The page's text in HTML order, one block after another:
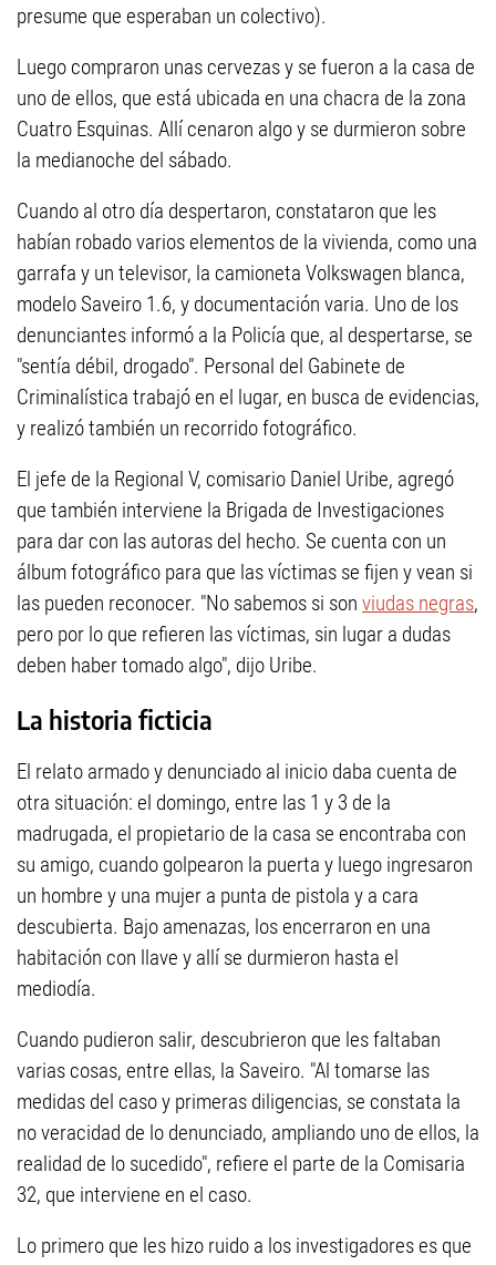
presume que esperaban un colectivo).
Luego compraron unas cervezas y se fueron a la casa de
uno de ellos, que está ubicada en una chacra de la zona
Cuatro Esquinas. Allí cenaron algo y se durmieron sobre
la medianoche del sábado.
Cuando al otro día despertaron, constataron que les
habían robado varios elementos de la vivienda, como una
garrafa y un televisor, la camioneta Volkswagen blanca,
modelo Saveiro 1.6, y documentación varia. Uno de los
denunciantes informó a la Policía que, al despertarse, se
"sentía débil, drogado". Personal del Gabinete de
Criminalística trabajó en el lugar, en busca de evidencias,
y realizó también un recorrido fotográfico.
El jefe de la Regional V, comisario Daniel Uribe, agregó
que también interviene la Brigada de Investigaciones
para dar con las autoras del hecho. Se cuenta con un
álbum fotográfico para que las víctimas se fijen y vean si
las pueden reconocer. "No sabemos si son viudas negras,
pero por lo que refieren las víctimas, sin lugar a dudas
deben haber tomado algo", dijo Uribe.
La historia ficticia
El relato armado y denunciado al inicio daba cuenta de
otra situación: el domingo, entre las 1 y 3 de la
madrugada, el propietario de la casa se encontraba con
su amigo, cuando golpearon la puerta y luego ingresaron
un hombre y una mujer a punta de pistola y a cara
descubierta. Bajo amenazas, los encerraron en una
habitación con llave y allí se durmieron hasta el
mediodía.
Cuando pudieron salir, descubrieron que les faltaban
varias cosas, entre ellas, la Saveiro. "Al tomarse las
medidas del caso y primeras diligencias, se constata la
no veracidad de lo denunciado, ampliando uno de ellos, la
realidad de lo sucedido", refiere el parte de la Comisaria
32, que interviene en el caso.
Lo primero que les hizo ruido a los investigadores es que